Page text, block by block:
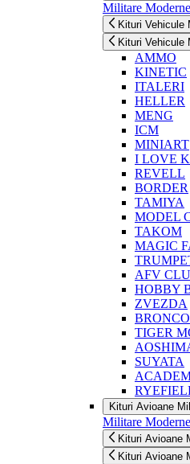
Militare Moderne
Kituri Vehicule
Kituri Vehicule
AMMO
KINETIC
ITALERI
HELLER
MENG
ICM
MINIART
I LOVE
REVELL
BORDER
TAMIYA
MODEL
TAKOM
MAGIC
AFV
HOBBY
ZVEZDA
BRONCO
TIGER
SUYATA
Kituri Avioane
Militare Moderne
Kituri Avioane
Kituri Avioane